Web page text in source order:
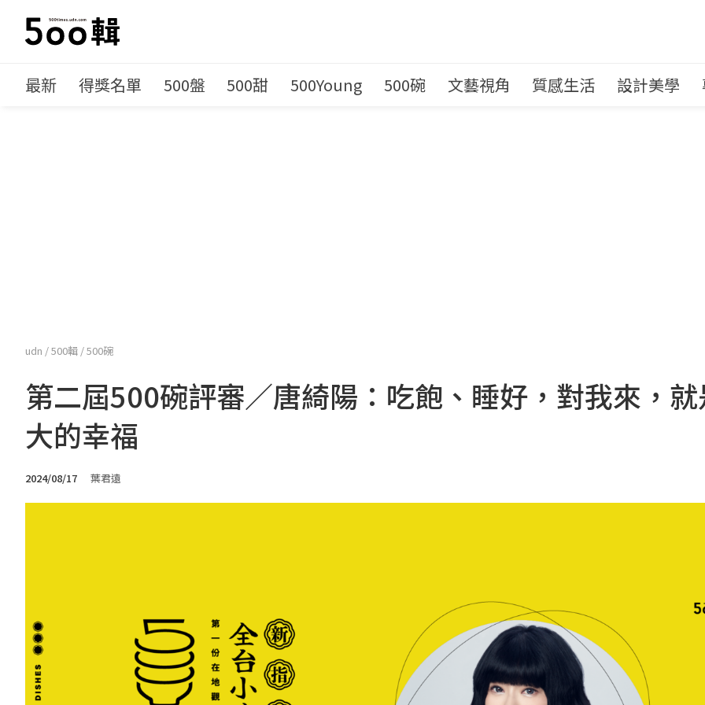
最新 得獎名單 500盤 500甜 500Young 500碗 文藝視角 質感生活 設計美學
udn /500輯 /500碗
第二屆500碗評審／唐綺陽：吃飽、睡好，對我來，
大的幸福
2024/08/17 葉君遠